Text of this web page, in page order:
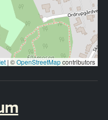
| ©OpenStreetMapcontributors